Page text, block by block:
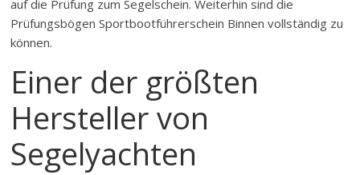
auf die Prüfung zum Segelschein. Weiterhin sind die
Prüfungsbögen Sportbootführerschein Binnen vollständig zu
können.
Einer der größten
Hersteller von
Segelyachten